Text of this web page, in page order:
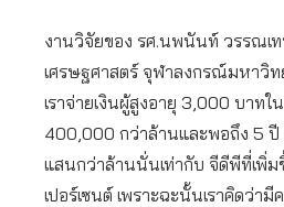
งานวิจัยของ รศ.นพนันท์ วรรณเ
เศรษฐศาสตร์ จุฬาลงกรณ์มหาวิ
เราจ่ายเงินผู้สูงอายุ 3,000 บาท
400,000 กว่าล้านและพอถึง 5 ปี
แสนกว่าล้านนั่นเท่ากับ จีดีพีที่เพิ่
เปอร์เซนต์ เพราะฉะนั้นเราคิดว่า